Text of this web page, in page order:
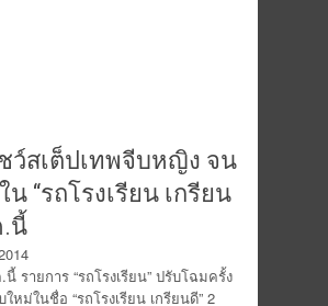
ชว์สเต็ปเทพจีบหญิง จน
น “รถโรงเรียน เกรียน
.นี้
รายการ “รถโรงเรียน” ปรับโฉมครั้ง
หม่ในชื่อ “รถโรงเรียน เกรียนดี” 2